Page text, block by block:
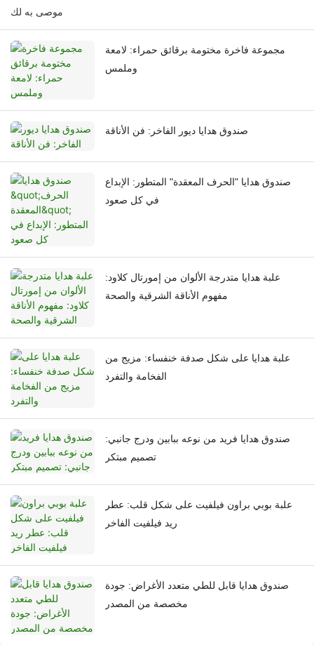
موصى به لك
مجموعة فاخرة مختومة برقائق حمراء: لامعة
وملمس
صندوق هدايا ديور الفاخر: فن الأناقة
صندوق هدايا "الحرف المعقدة" المتطور: الإبداع
في كل صعود
علبة هدايا متدرجة الألوان من إمورتال كلاود:
مفهوم الأناقة الشرقية والصحة
علبة هدايا على شكل صدفة خنفساء: مزيج من
الفخامة والتفرد
صندوق هدايا فريد من نوعه ببابين ودرج جانبي:
تصميم مبتكر
علبة بوبي براون فيلفيت على شكل قلب: عطر
ريد فيلفيت الفاخر
صندوق هدايا قابل للطي متعدد الأغراض: جودة
مخصصة من المصدر